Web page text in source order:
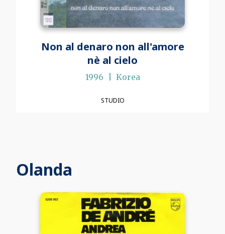
Non al denaro non all'amore
nè al cielo
1996 Korea
STUDIO
Olanda